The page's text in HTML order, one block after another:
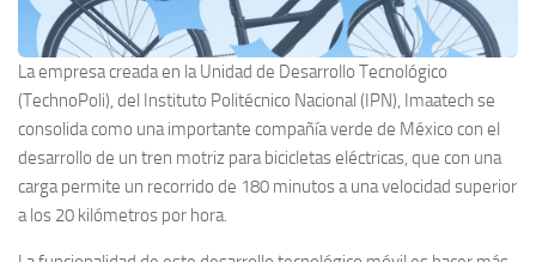
La empresa creada en la Unidad de Desarrollo Tecnológico
(TechnoPoli), del Instituto Politécnico Nacional (IPN), Imaatech se
consolida como una importante compañía verde de México con el
desarrollo de un tren motriz para bicicletas eléctricas, que con una
carga permite un recorrido de 180 minutos a una velocidad superior
a los 20 kilómetros por hora.